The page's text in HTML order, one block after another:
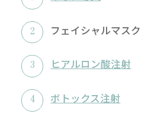
フェイシャルマスク
ヒアルロン酸注射
ボトックス注射